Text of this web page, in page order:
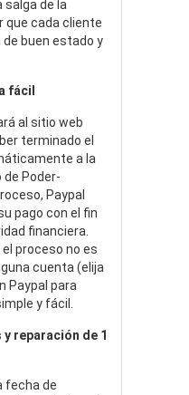
salga de la
que cada cliente
buen estado y
fácil
al sitio web
terminado el
a la
de Poder-
Paypal
pago con el fin
financiera.
proceso no es
cuenta (elija
Paypal para
y fácil.
y reparación de 1
fecha de